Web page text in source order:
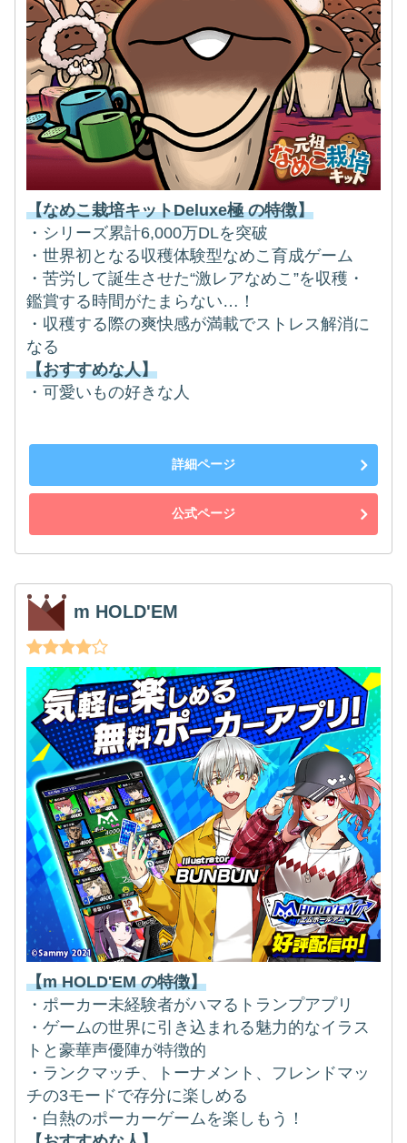
【なめこ栽培キットDeluxe極 の特徴】
・シリーズ累計6,000万DLを突破
・世界初となる収穫体験型なめこ育成ゲーム
・苦労して誕生させた“激レアなめこ”を収穫・
鑑賞する時間がたまらない…！
・収穫する際の爽快感が満載でストレス解消に
なる
【おすすめな人】
・可愛いもの好きな人
詳細ページ
公式ページ
m HOLD'EM
【m HOLD'EM の特徴】
・ポーカー未経験者がハマるトランプアプリ
・ゲームの世界に引き込まれる魅力的なイラス
トと豪華声優陣が特徴的
・ランクマッチ、トーナメント、フレンドマッ
チの3モードで存分に楽しめる
・白熱のポーカーゲームを楽しもう！